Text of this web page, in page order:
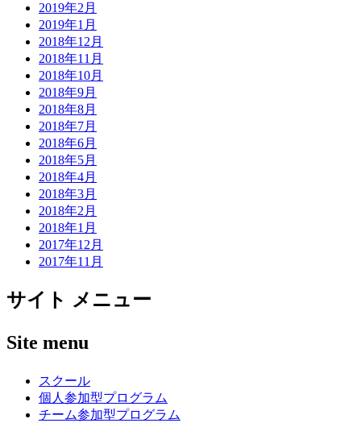
2019年2月
2019年1月
2018年12月
2018年11月
2018年10月
2018年9月
2018年8月
2018年7月
2018年6月
2018年5月
2018年4月
2018年3月
2018年2月
2018年1月
2017年12月
2017年11月
サイト メニュー
Site menu
スクール
個人参加型プログラム
チーム参加型プログラム